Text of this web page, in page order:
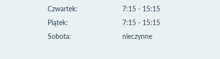
Czwartek:
Piątek:
Sobota:
7:15 - 15:15
7:15 - 15:15
nieczynne